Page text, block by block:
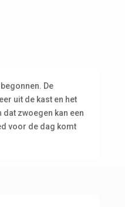
De
uit de kast en het
dat zwoegen kan een
voor de dag komt